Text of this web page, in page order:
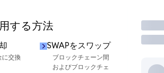
する方法
に交換
SWAPをスワップ
ブロックチェーン間
およびブロックチェ
取引